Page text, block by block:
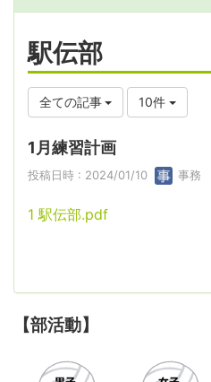
駅伝部
全ての記事 10件
1月練習計画
投稿日時 : 2024/01/10 事務
1 駅伝部.pdf
【部活動】